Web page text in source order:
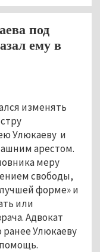
под
ему в
изменять
Улюкаеву и
арестом.
меру
свободы,
лучшей форме» и
или
Адвокат
Улюкаеву